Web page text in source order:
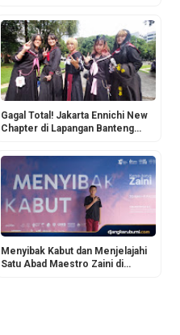
Gagal Total! Jakarta Ennichi New
Chapter di Lapangan Banteng
Anggaran Dibawa Kabur hingga
Politisasi Mencuat
Menyibak Kabut dan Menjelajahi
Satu Abad Maestro Zaini di